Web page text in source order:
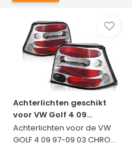
Achterlichten geschikt
voor VW Golf 4 09...
Achterlichten voor de VW
GOLF 4 09 97-09 03 CHRO...